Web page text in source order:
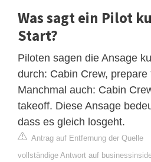
Was sagt ein Pilot
Start?
Piloten sagen die Ansage
durch: Cabin Crew, prepare
Manchmal auch: Cabin
takeoff. Diese Ansage
dass es gleich losgeht.
Antrag auf Entfernung der Quelle
vollständige Antwort auf